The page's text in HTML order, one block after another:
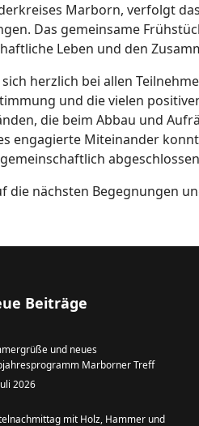
Marborn, verfolgt
Das gemeinsame
Leben und den
herzlich bei allen
und die vielen
die beim Abbau und
engagierte Miteinander
nächsten Begegnungen
Beiträge
und neues
Marborner Treff
2026
mit Holz, Hammer und